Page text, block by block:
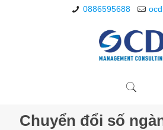
0886595688
Chuyển đổi số